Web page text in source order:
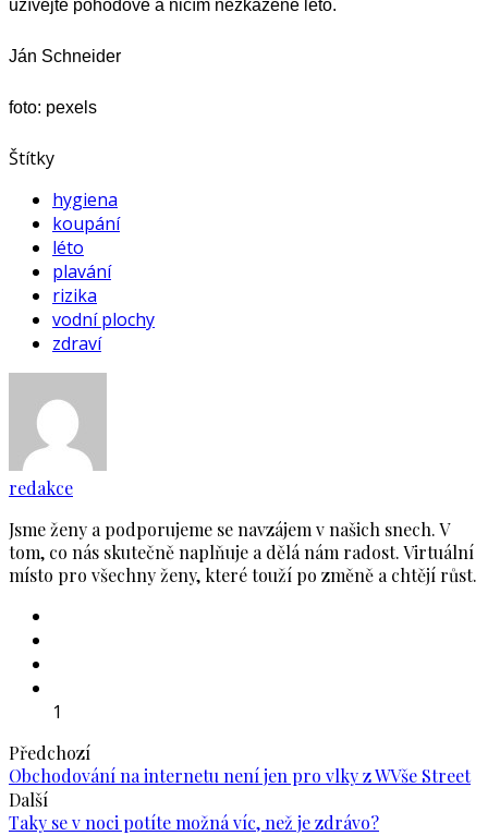
užívejte pohodové a ničím nezkazené léto.
Ján Schneider
foto: pexels
Štítky
hygiena
koupání
léto
plavání
rizika
vodní plochy
zdraví
redakce
Jsme ženy a podporujeme se navzájem v našich snech. V
tom, co nás skutečně naplňuje a dělá nám radost. Virtuální
místo pro všechny ženy, které touží po změně a chtějí růst.
1
Předchozí
Obchodování na internetu není jen pro vlky z WVše Street
Další
Taky se v noci potíte možná víc, než je zdrávo?